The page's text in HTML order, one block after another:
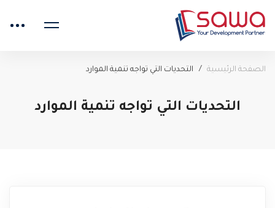
الصفحة الرئيسية التحديات التي تواجه تنمية الموارد
التحديات التي تواجه تنمية الموارد